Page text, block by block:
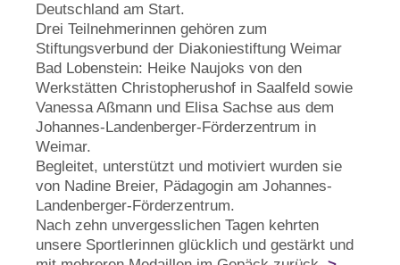
Deutschland am Start.
Drei Teilnehmerinnen gehören zum
Stiftungsverbund der Diakoniestiftung Weimar
Bad Lobenstein: Heike Naujoks von den
Werkstätten Christopherushof in Saalfeld sowie
Vanessa Aßmann und Elisa Sachse aus dem
Johannes-Landenberger-Förderzentrum in
Weimar.
Begleitet, unterstützt und motiviert wurden sie
von Nadine Breier, Pädagogin am Johannes-
Landenberger-Förderzentrum.
Nach zehn unvergesslichen Tagen kehrten
unsere Sportlerinnen glücklich und gestärkt und